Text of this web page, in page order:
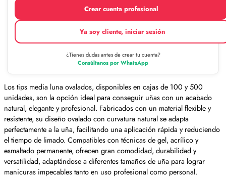
Crear cuenta profesional
Ya soy cliente, iniciar sesión
¿Tienes dudas antes de crear tu cuenta?
Consúltanos por WhatsApp
Los tips media luna ovalados, disponibles en cajas de 100 y 500
unidades, son la opción ideal para conseguir uñas con un acabado
natural, elegante y profesional. Fabricados con un material flexible y
resistente, su diseño ovalado con curvatura natural se adapta
perfectamente a la uña, facilitando una aplicación rápida y reduciendo
el tiempo de limado. Compatibles con técnicas de gel, acrílico y
esmaltado permanente, ofrecen gran comodidad, durabilidad y
versatilidad, adaptándose a diferentes tamaños de uña para lograr
manicuras impecables tanto en uso profesional como personal.